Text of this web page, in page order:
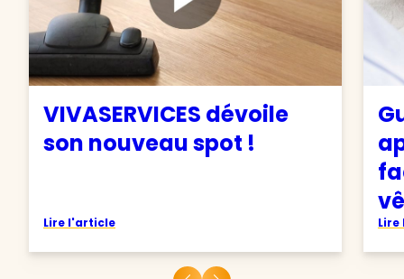
VIVASERVICES dévoile
son nouveau spot !
Lire l'article